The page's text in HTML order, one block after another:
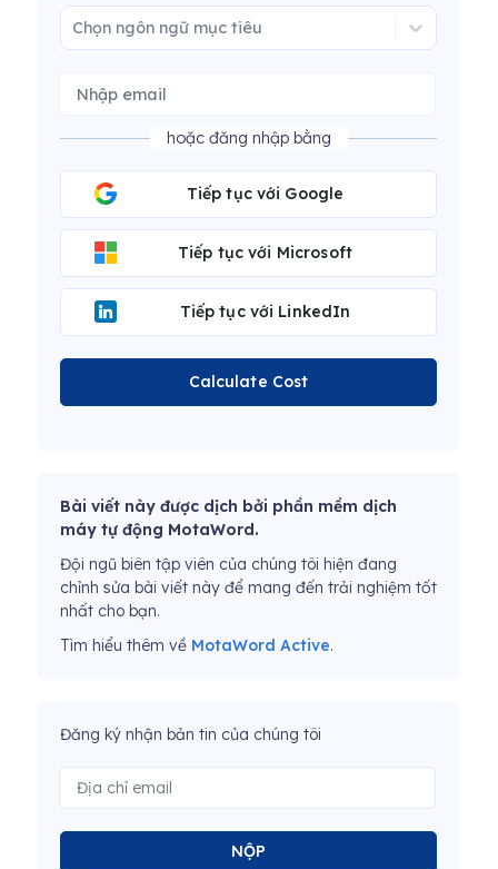
Chọn ngôn ngữ mục tiêu
hoặc đăng nhập bằng
Tiếp tục với Google
Tiếp tục với Microsoft
Tiếp tục với LinkedIn
Calculate Cost
Bài viết này được dịch bởi phần mềm dịch
máy tự động MotaWord.
Đội ngũ biên tập viên của chúng tôi hiện đang
chỉnh sửa bài viết này để mang đến trải nghiệm tốt
nhất cho bạn.
Tìm hiểu thêm về MotaWord Active.
Đăng ký nhận bản tin của chúng tôi
NỘP